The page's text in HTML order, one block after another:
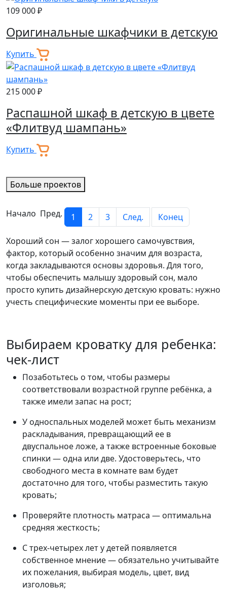
109 000 ₽
Оригинальные шкафчики в детскую
Купить
215 000 ₽
Распашной шкаф в детскую в цвете
«Флитвуд шампань»
Купить
Больше проектов
Начало Пред. 1 2 3 След. Конец
Хороший сон — залог хорошего самочувствия,
фактор, который особенно значим для возраста,
когда закладываются основы здоровья. Для того,
чтобы обеспечить малышу здоровый сон, мало
просто купить дизайнерскую детскую кровать: нужно
учесть специфические моменты при ее выборе.
Выбираем кроватку для ребенка:
чек-лист
Позаботьтесь о том, чтобы размеры
соответствовали возрастной группе ребёнка, а
также имели запас на рост;
У односпальных моделей может быть механизм
раскладывания, превращающий ее в
двуспальное ложе, а также встроенные боковые
спинки — одна или две. Удостоверьтесь, что
свободного места в комнате вам будет
достаточно для того, чтобы разместить такую
кровать;
Проверяйте плотность матраса — оптимальна
средняя жесткость;
С трех-четырех лет у детей появляется
собственное мнение — обязательно учитывайте
их пожелания, выбирая модель, цвет, вид
изголовья;